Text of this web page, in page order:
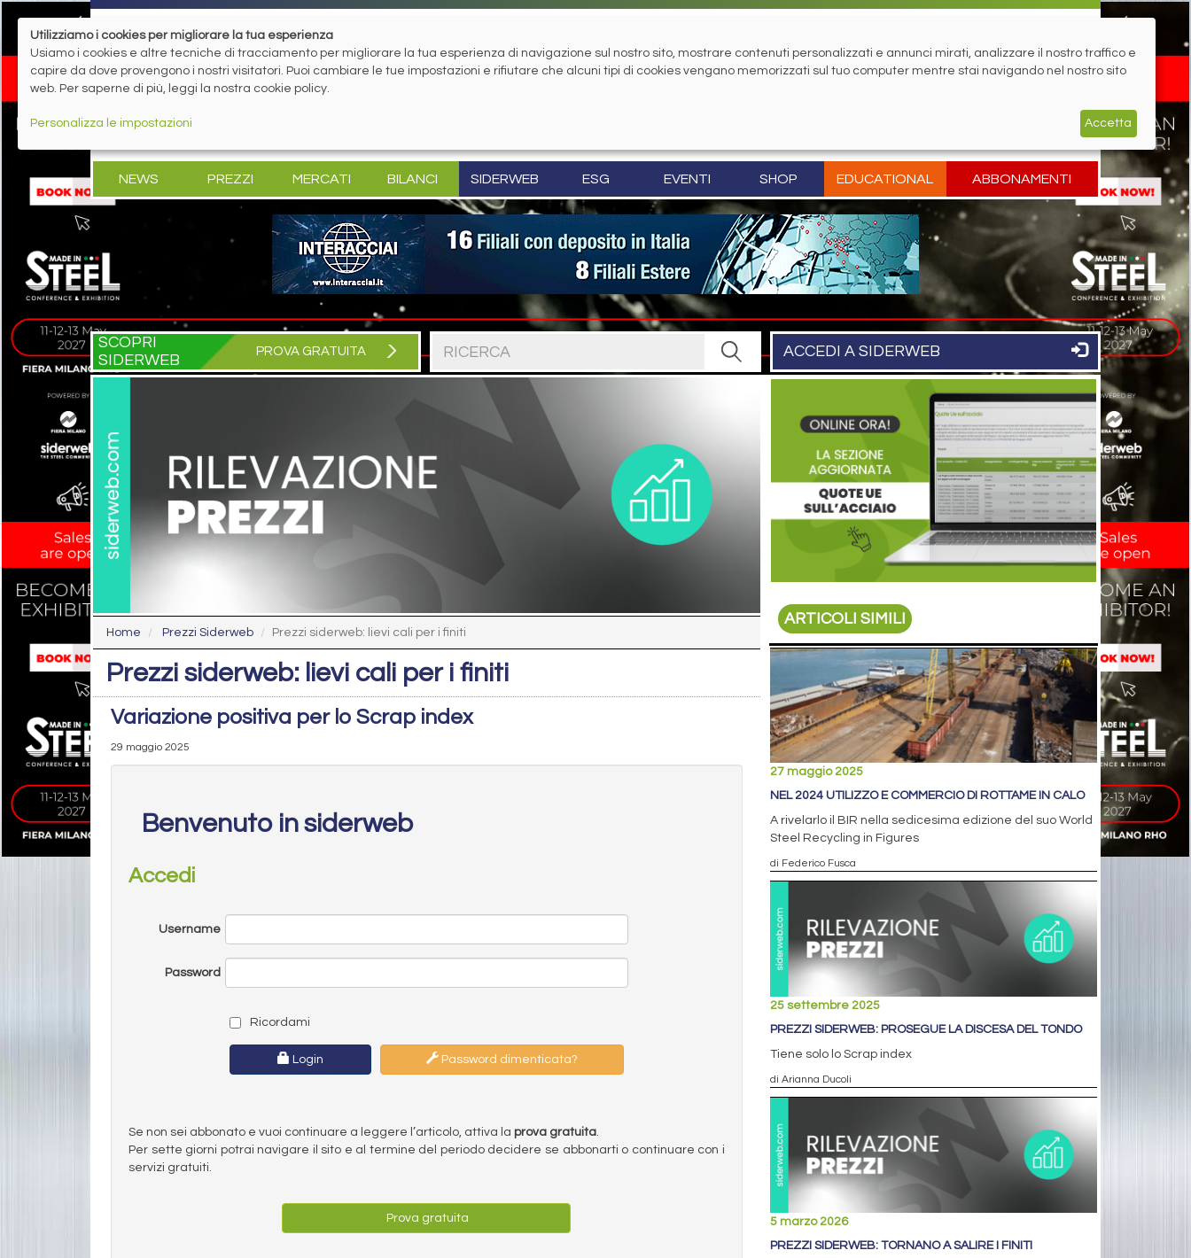
NEWS PREZZI MERCATI BILANCI SIDERWEB ESG EVENTI SHOP EDUCATIONAL ABBONAMENTI
SCOPRI
SIDERWEB
PROVA GRATUITA ACCEDI A SIDERWEB
Home Prezzi Siderweb Prezzi siderweb: lievi cali per i finiti
Prezzi siderweb: lievi cali per i finiti
Variazione positiva per lo Scrap index
29 maggio 2025
Benvenuto in siderweb
Accedi
Username
Password
Ricordami
Login Password dimenticata?
Se non sei abbonato e vuoi continuare a leggere l’articolo, attiva la prova gratuita.
Per sette giorni potrai navigare il sito e al termine del periodo decidere se abbonarti o continuare con i
servizi gratuiti.
Prova gratuita
ARTICOLI SIMILI
27 maggio 2025
NEL 2024 UTILIZZO E COMMERCIO DI ROTTAME IN CALO
A rivelarlo il BIR nella sedicesima edizione del suo World
Steel Recycling in Figures
di Federico Fusca
25 settembre 2025
PREZZI SIDERWEB: PROSEGUE LA DISCESA DEL TONDO
Tiene solo lo Scrap index
di Arianna Ducoli
5 marzo 2026
PREZZI SIDERWEB: TORNANO A SALIRE I FINITI
Utilizziamo i cookies per migliorare la tua esperienza
Usiamo i cookies e altre tecniche di tracciamento per migliorare la tua esperienza di navigazione sul nostro sito, mostrare contenuti personalizzati e annunci mirati, analizzare il nostro traffico e
capire da dove provengono i nostri visitatori. Puoi cambiare le tue impostazioni e rifiutare che alcuni tipi di cookies vengano memorizzati sul tuo computer mentre stai navigando nel nostro sito
web. Per saperne di più, leggi la nostra cookie policy.
Personalizza le impostazioni Accetta